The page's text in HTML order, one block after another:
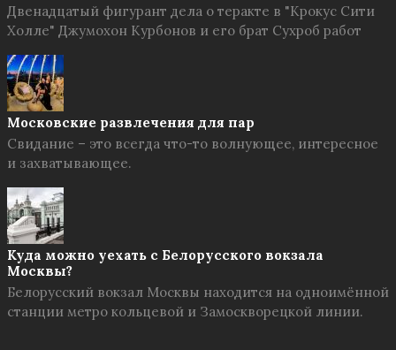
Двенадцатый фигурант дела о теракте в "Крокус Сити
Холле" Джумохон Курбонов и его брат Сухроб работ
Московские развлечения для пар
Свидание – это всегда что-то волнующее, интересное
и захватывающее.
Куда можно уехать с Белорусского вокзала
Москвы?
Белорусский вокзал Москвы находится на одноимённой
станции метро кольцевой и Замоскворецкой линии.